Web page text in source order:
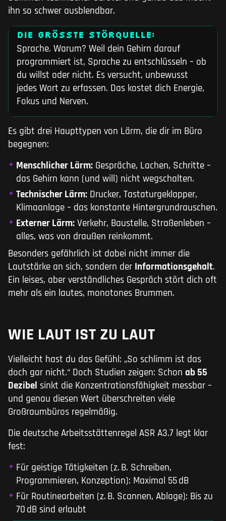
ihn so schwer ausblendbar.
DIE GRÖSSTE STÖRQUELLE:
Sprache. Warum? Weil dein Gehirn darauf
programmiert ist, Sprache zu entschlüsseln – ob
du willst oder nicht. Es versucht, unbewusst
jedes Wort zu erfassen. Das kostet dich Energie,
Fokus und Nerven.
Es gibt drei Haupttypen von Lärm, die dir im Büro
begegnen:
Menschlicher Lärm: Gespräche, Lachen, Schritte –
das Gehirn kann (und will) nicht wegschalten.
Technischer Lärm: Drucker, Tastaturgeklapper,
Klimaanlage – das konstante Hintergrundrauschen.
Externer Lärm: Verkehr, Baustelle, Straßenleben –
alles, was von draußen reinkommt.
Besonders gefährlich ist dabei nicht immer die
Lautstärke an sich, sondern der Informationsgehalt.
Ein leises, aber verständliches Gespräch stört dich oft
mehr als ein lautes, monotones Brummen.
WIE LAUT IST ZU LAUT
Vielleicht hast du das Gefühl: „So schlimm ist das
doch gar nicht.“ Doch Studien zeigen: Schon ab 55
Dezibel sinkt die Konzentrationsfähigkeit messbar –
und genau diesen Wert überschreiten viele
Großraumbüros regelmäßig.
Die deutsche Arbeitsstättenregel ASR A3.7 legt klar
fest:
Für geistige Tätigkeiten (z. B. Schreiben,
Programmieren, Konzeption): Maximal 55 dB
Für Routinearbeiten (z. B. Scannen, Ablage): Bis zu
70 dB sind erlaubt